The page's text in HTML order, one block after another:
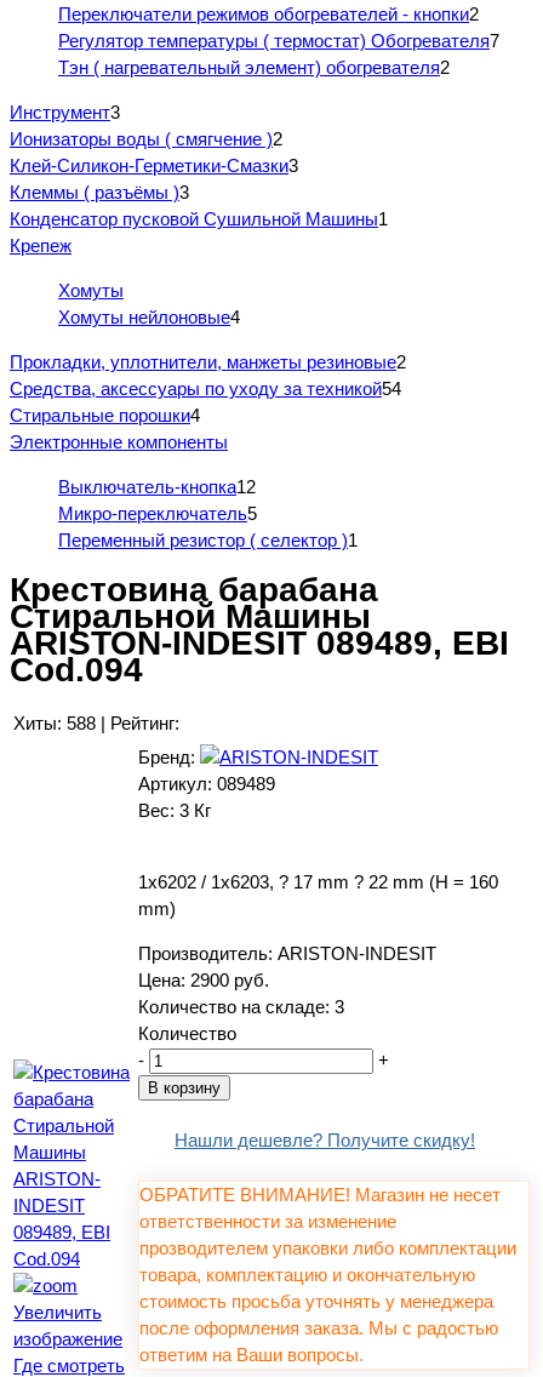
Переключатели режимов обогревателей - кнопки2
Регулятор температуры ( термостат) Обогревателя7
Тэн ( нагревательный элемент) обогревателя2
Инструмент3
Ионизаторы воды ( смягчение )2
Клей-Силикон-Герметики-Смазки3
Клеммы ( разъёмы )3
Конденсатор пусковой Сушильной Машины1
Крепеж
Хомуты
Хомуты нейлоновые4
Прокладки, уплотнители, манжеты резиновые2
Средства, аксессуары по уходу за техникой54
Стиральные порошки4
Электронные компоненты
Выключатель-кнопка12
Микро-переключатель5
Переменный резистор ( селектор )1
Крестовина барабана
Стиральной Машины
ARISTON-INDESIT 089489, EBI
Cod.094
Хиты: 588 | Рейтинг:
Увеличить
изображение
Где смотреть
Бренд:
Артикул: 089489
Вес: 3 Кг
1x6202 / 1x6203, ? 17 mm ? 22 mm (H = 160
mm)
Производитель: ARISTON-INDESIT
Цена: 2900 руб.
Количество на складе: 3
Количество
-
+
Нашли дешевле? Получите скидку!
ОБРАТИТЕ ВНИМАНИЕ! Магазин не несет
ответственности за изменение
прозводителем упаковки либо комплектации
товара, комплектацию и окончательную
стоимость просьба уточнять у менеджера
после оформления заказа. Мы с радостью
ответим на Ваши вопросы.